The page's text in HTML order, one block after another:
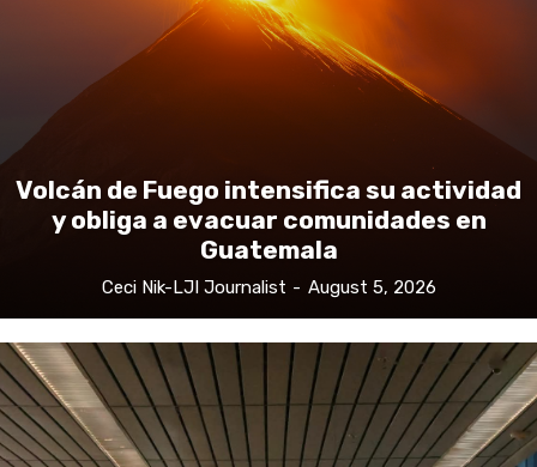
Volcán de Fuego intensifica su actividad
y obliga a evacuar comunidades en
Guatemala
Ceci Nik-LJI Journalist - August 5, 2026